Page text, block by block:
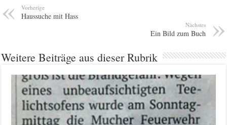
Vorherige
Haussuche mit Hass
Nächstes
Ein Bild zum Buch
Weitere Beiträge aus dieser Rubrik